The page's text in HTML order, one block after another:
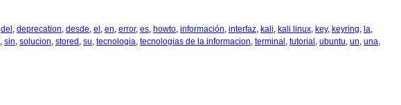
del , deprecation, desde, el , en, error, es, howto, información, interfaz, kali, kali linux, key, keyring, la,
, sin, solucion, stored , su, tecnologia, tecnologias de la informacion, terminal , tutorial , ubuntu, un, una,